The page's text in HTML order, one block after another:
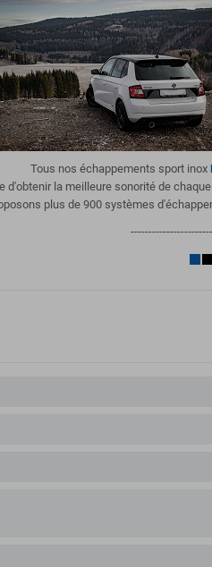
Tous nos échappements sport inox
d'obtenir la meilleure sonorité de
plus de 900 systèmes